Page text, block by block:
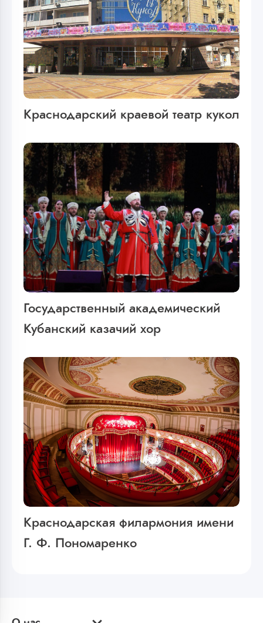
Краснодарский краевой театр кукол
Государственный академический
Кубанский казачий хор
Краснодарская филармония имени
Г. Ф. Пономаренко